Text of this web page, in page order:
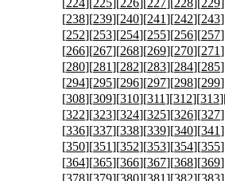
[238][239][240][241][242][243
[252][253][254][255][256][257
[266][267][268][269][270][271
[280][281][282][283][284][285
[294][295][296][297][298][299
[308][309][310][311][312][313
[322][323][324][325][326][327
[336][337][338][339][340][341
[350][351][352][353][354][355
[364][365][366][367][368][369